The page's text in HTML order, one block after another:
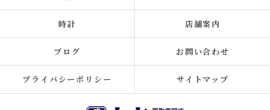
時計 店舗案内
ブログ お問い合わせ
プライバシーポリシー サイトマップ